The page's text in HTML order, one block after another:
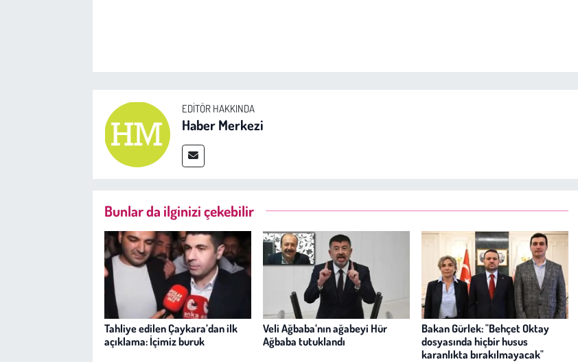
EDITÖR HAKKINDA
Haber Merkezi
Bunlar da ilginizi çekebilir
Tahliye edilen Çaykara’dan ilk
açıklama: İçimiz buruk
Veli Ağbaba’nın ağabeyi Hür
Ağbaba tutuklandı
Bakan Gürlek: "Behçet Oktay
dosyasında hiçbir husus
karanlıkta bırakılmayacak"